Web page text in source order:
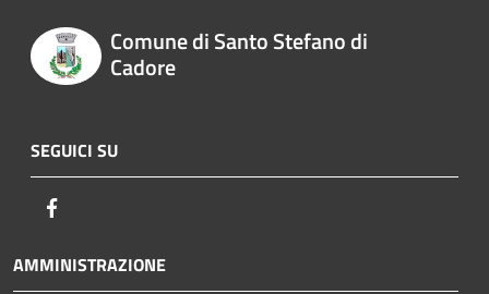
Comune di Santo Stefano di
Cadore
SEGUICI SU
AMMINISTRAZIONE